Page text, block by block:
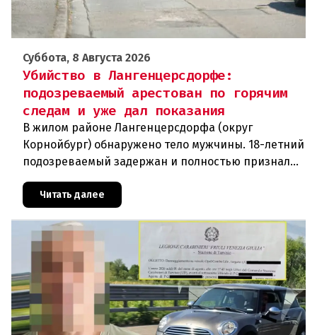
Суббота, 8 Августа 2026
Убийство в Лангенцерсдорфе:
подозреваемый арестован по горячим
следам и уже дал показания
В жилом районе Лангенцерсдорфа (округ
Корнойбург) обнаружено тело мужчины. 18-летний
подозреваемый задержан и полностью признал
свою вину. По данным следствия, преступление
могло быть совершено на поч
Читать далее